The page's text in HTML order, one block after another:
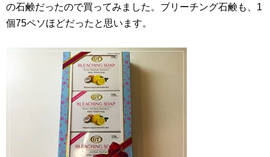
の石鹸だったので買ってみました。ブリーチング石鹸も、1
個75ペソほどだったと思います。